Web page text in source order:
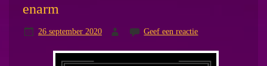
enarm
26 september 2020 Geef een reactie